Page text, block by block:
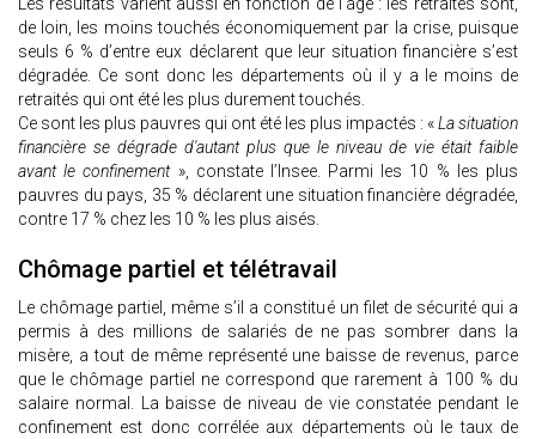
Les résultats varient aussi en fonction de l’âge : les retraités sont,
de loin, les moins touchés économiquement par la crise, puisque
seuls 6 % d’entre eux déclarent que leur situation financière s’est
dégradée. Ce sont donc les départements où il y a le moins de
retraités qui ont été les plus durement touchés.
Ce sont les plus pauvres qui ont été les plus impactés : «La situation
financière se dégrade d'autant plus que le niveau de vie était faible
avant le confinement », constate l’Insee. Parmi les 10 % les plus
pauvres du pays, 35 % déclarent une situation financière dégradée,
contre 17 % chez les 10 % les plus aisés.
Chômage partiel et télétravail
Le chômage partiel, même s’il a constitué un filet de sécurité qui a
permis à des millions de salariés de ne pas sombrer dans la
misère, a tout de même représenté une baisse de revenus, parce
que le chômage partiel ne correspond que rarement à 100 % du
salaire normal. La baisse de niveau de vie constatée pendant le
confinement est donc corrélée aux départements où le taux de